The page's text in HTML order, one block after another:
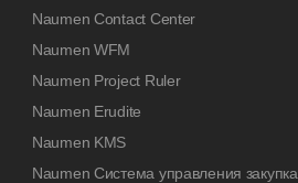
Naumen Contact Center
Naumen WFM
Naumen Project Ruler
Naumen Erudite
Naumen KMS
Naumen Система управления